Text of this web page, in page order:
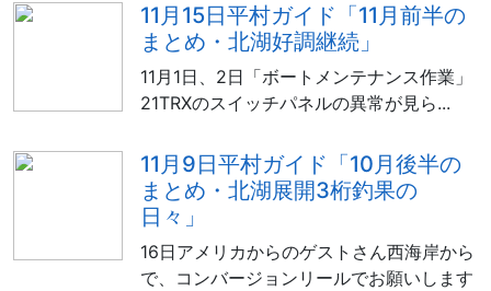
11月15日平村ガイド「11月前半の
まとめ・北湖好調継続」
11月1日、2日「ボートメンテナンス作業」
21TRXのスイッチパネルの異常が見ら...
11月9日平村ガイド「10月後半の
まとめ・北湖展開3桁釣果の
日々」
16日アメリカからのゲストさん西海岸から
で、コンバージョンリールでお願いします